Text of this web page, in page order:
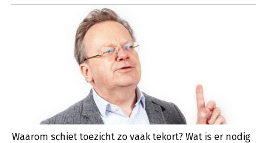
Waarom schiet toezicht zo vaak tekort? Wat is er nodig